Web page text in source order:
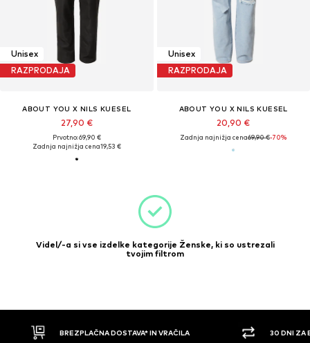
Unisex
RAZPRODAJA
ABOUT YOU X NILS KUESEL
27,90 €
Prvotno: 69,90 €
Zadnja najnižja cena19,53 €
Unisex
RAZPRODAJA
ABOUT YOU X NILS KUESEL
20,90 €
Zadnja najnižja cena69,90 €-70%
Videl/-a si vse izdelke kategorije Ženske, ki so ustrezali
tvojim filtrom
BREZPLAČNA DOSTAVA* IN VRAČILA 30 DNI ZA